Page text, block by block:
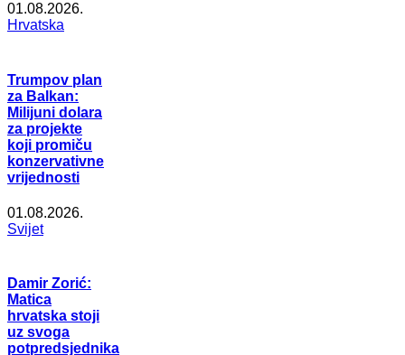
01.08.2026.
Hrvatska
Trumpov plan
za Balkan:
Milijuni dolara
za projekte
koji promiču
konzervativne
vrijednosti
01.08.2026.
Svijet
Damir Zorić:
Matica
hrvatska stoji
uz svoga
potpredsjednika